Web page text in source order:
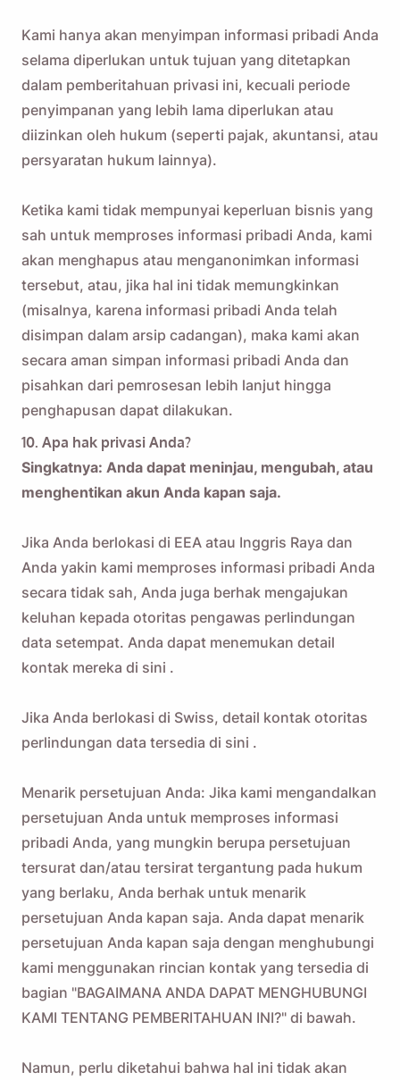
Kami hanya akan menyimpan informasi pribadi Anda
selama diperlukan untuk tujuan yang ditetapkan
dalam pemberitahuan privasi ini, kecuali periode
penyimpanan yang lebih lama diperlukan atau
diizinkan oleh hukum (seperti pajak, akuntansi, atau
persyaratan hukum lainnya).
Ketika kami tidak mempunyai keperluan bisnis yang
sah untuk memproses informasi pribadi Anda, kami
akan menghapus atau menganonimkan informasi
tersebut, atau, jika hal ini tidak memungkinkan
(misalnya, karena informasi pribadi Anda telah
disimpan dalam arsip cadangan), maka kami akan
secara aman simpan informasi pribadi Anda dan
pisahkan dari pemrosesan lebih lanjut hingga
penghapusan dapat dilakukan.
10. Apa hak privasi Anda?
Singkatnya: Anda dapat meninjau, mengubah, atau
menghentikan akun Anda kapan saja.
Jika Anda berlokasi di EEA atau Inggris Raya dan
Anda yakin kami memproses informasi pribadi Anda
secara tidak sah, Anda juga berhak mengajukan
keluhan kepada otoritas pengawas perlindungan
data setempat. Anda dapat menemukan detail
kontak mereka di sini .
Jika Anda berlokasi di Swiss, detail kontak otoritas
perlindungan data tersedia di sini .
Menarik persetujuan Anda: Jika kami mengandalkan
persetujuan Anda untuk memproses informasi
pribadi Anda, yang mungkin berupa persetujuan
tersurat dan/atau tersirat tergantung pada hukum
yang berlaku, Anda berhak untuk menarik
persetujuan Anda kapan saja. Anda dapat menarik
persetujuan Anda kapan saja dengan menghubungi
kami menggunakan rincian kontak yang tersedia di
bagian "BAGAIMANA ANDA DAPAT MENGHUBUNGI
KAMI TENTANG PEMBERITAHUAN INI?" di bawah.
Namun, perlu diketahui bahwa hal ini tidak akan